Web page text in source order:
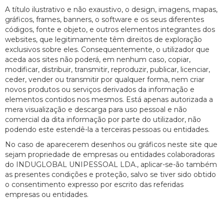
A título ilustrativo e não exaustivo, o design, imagens, mapas,
gráficos, frames, banners, o software e os seus diferentes
códigos, fonte e objeto, e outros elementos integrantes dos
websites, que legitimamente têm direitos de exploração
exclusivos sobre eles. Consequentemente, o utilizador que
aceda aos sites não poderá, em nenhum caso, copiar,
modificar, distribuir, transmitir, reproduzir, publicar, licenciar,
ceder, vender ou transmitir por qualquer forma, nem criar
novos produtos ou serviços derivados da informação e
elementos contidos nos mesmos. Está apenas autorizada a
mera visualização e descarga para uso pessoal e não
comercial da dita informação por parte do utilizador, não
podendo este estendê-la a terceiras pessoas ou entidades.
No caso de aparecerem desenhos ou gráficos neste site que
sejam propriedade de empresas ou entidades colaboradoras
do INDUGLOBAL UNIPESSOAL LDA., aplicar-se-ão também
as presentes condições e proteção, salvo se tiver sido obtido
o consentimento expresso por escrito das referidas
empresas ou entidades.